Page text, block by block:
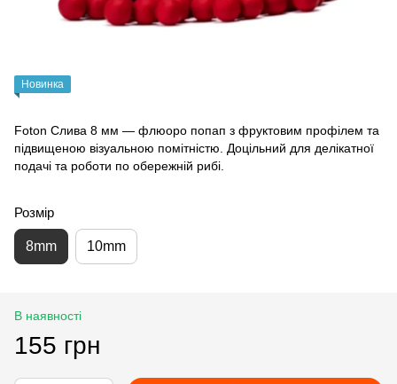
Новинка
Foton Слива 8 мм — флюоро попап з фруктовим профілем та
підвищеною візуальною помітністю. Доцільний для делікатної
подачі та роботи по обережній рибі.
Розмір
8mm 10mm
В наявності
155 грн